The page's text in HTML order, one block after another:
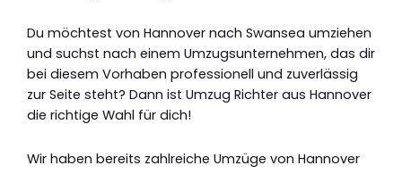
Du möchtest von Hannover nach Swansea umziehen
und suchst nach einem Umzugsunternehmen, das dir
bei diesem Vorhaben professionell und zuverlässig
zur Seite steht? Dann ist Umzug Richter aus Hannover
die richtige Wahl für dich!
Wir haben bereits zahlreiche Umzüge von Hannover